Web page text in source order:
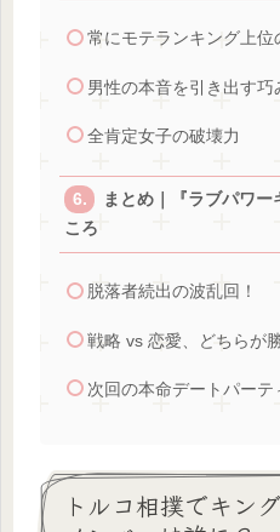
常にモテランキング上位
男性の本音を引き出す巧
全肯定女子の破壊力
まとめ｜『ラブパワ
ころ
脱落者続出の波乱回！
戦略 vs 恋愛、どちらが
次回の本命デートパーテ
トルコ相撲でキン